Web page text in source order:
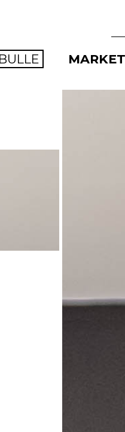
BULLE